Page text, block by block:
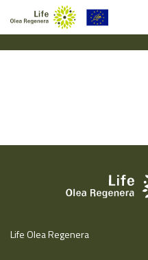
Solicitud #26782
Life Olea Regenera